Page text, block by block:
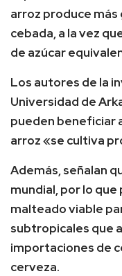
arroz produce
cebada, a la vez
de azúcar
Los autores de la
Universidad de
pueden beneficiar
arroz «se cultiva
Además, señalan
mundial, por lo
malteado viable
subtropicales que
importaciones de
cerveza.